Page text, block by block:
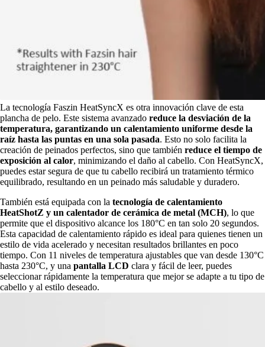
La tecnología Faszin HeatSyncX es otra innovación clave de esta
plancha de pelo. Este sistema avanzado reduce la desviación de la
temperatura, garantizando un calentamiento uniforme desde la
raíz hasta las puntas en una sola pasada. Esto no solo facilita la
creación de peinados perfectos, sino que también reduce el tiempo de
exposición al calor, minimizando el daño al cabello. Con HeatSyncX,
puedes estar segura de que tu cabello recibirá un tratamiento térmico
equilibrado, resultando en un peinado más saludable y duradero.
También está equipada con la tecnología de calentamiento
HeatShotZ y un calentador de cerámica de metal (MCH), lo que
permite que el dispositivo alcance los 180°C en tan solo 20 segundos.
Esta capacidad de calentamiento rápido es ideal para quienes tienen un
estilo de vida acelerado y necesitan resultados brillantes en poco
tiempo. Con 11 niveles de temperatura ajustables que van desde 130°C
hasta 230°C, y una pantalla LCD clara y fácil de leer, puedes
seleccionar rápidamente la temperatura que mejor se adapte a tu tipo de
cabello y al estilo deseado.